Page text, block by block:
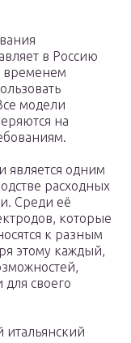
в Россию
временем
модели
на
является одним
расходных
Среди её
которые
к разным
этому каждый,
своего
итальянский